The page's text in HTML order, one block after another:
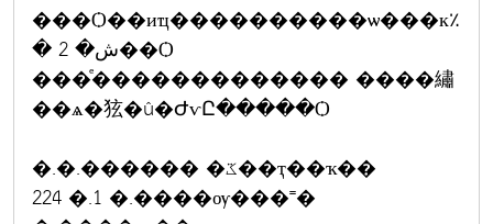
���Ѻ��иҵ����������ѡ���к٪
� 2 �ش��Ѻ
���ͤ������������� ����繡
��ѧ�㹡�û�ԺѵԸ�����Ѻ
�.�.������ �ػ��ҭ��ҡ��
224 �.1 �.����ѹ���˭�